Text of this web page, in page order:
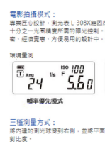
【注意事項】
１．透過由恩沛科技
易，需依本服務之必要
權轉讓予恩沛科技股份
２．關於個人資料處理
https://aftee.tw/terms/
３．未成年的使用者
「AFTEE先享後付」
任。
４．使用「AFTEE先
時審查核予不同之上限
付款後門市自取
免運費